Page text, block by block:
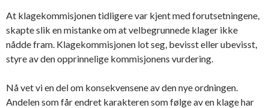
At klagekommisjonen tidligere var kjent med forutsetningene,
skapte slik en mistanke om at velbegrunnede klager ikke
nådde fram. Klagekommisjonen lot seg, bevisst eller ubevisst,
styre av den opprinnelige kommisjonens vurdering.
Nå vet vi en del om konsekvensene av den nye ordningen.
Andelen som får endret karakteren som følge av en klage har